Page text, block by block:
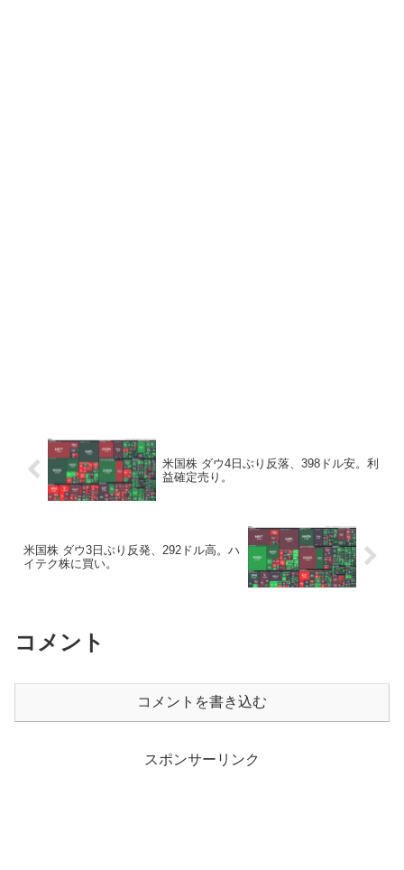
米国株 ダウ4日ぶり反落、398ドル安。利
益確定売り。
米国株 ダウ3日ぶり反発、292ドル高。ハ
イテク株に買い。
コメント
コメントを書き込む
スポンサーリンク